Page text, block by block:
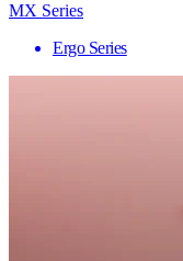
MX Series
Ergo Series